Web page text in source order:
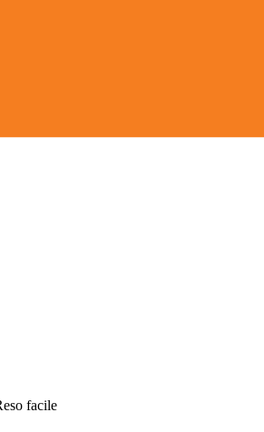
facile